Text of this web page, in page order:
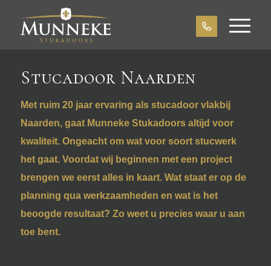
Stucadoor Naarden
Met ruim 20 jaar ervaring als stucadoorvlakbij
Naarden, gaat Munneke Stukadoors altijd voor
kwaliteit. Ongeacht om wat voor soort stucwerk
het gaat. Voordat wij beginnen met een project
brengen we eerst alles in kaart. Wat staat er op de
planning qua werkzaamheden en wat is het
beoogde resultaat? Zo weet u precies waar u aan
toe bent.